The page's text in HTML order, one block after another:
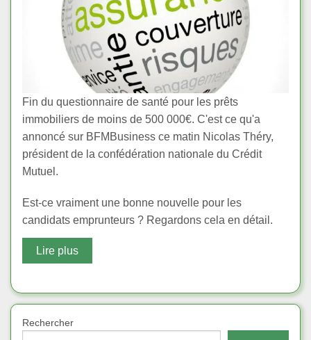
Fin du questionnaire de santé pour les prêts
immobiliers de moins de 500 000€. C'est ce qu'a
annoncé sur BFMBusiness ce matin Nicolas Théry,
président de la confédération nationale du Crédit
Mutuel.
Est-ce vraiment une bonne nouvelle pour les
candidats emprunteurs ? Regardons cela en détail.
Lire plus
Rechercher